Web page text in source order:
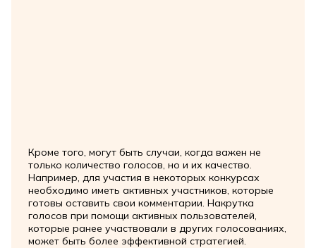
Кроме того, могут быть случаи, когда важен не
только количество голосов, но и их качество.
Например, для участия в некоторых конкурсах
необходимо иметь активных участников, которые
готовы оставить свои комментарии. Накрутка
голосов при помощи активных пользователей,
которые ранее участвовали в других голосованиях,
может быть более эффективной стратегией.